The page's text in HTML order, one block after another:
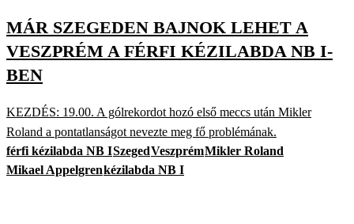
MÁR SZEGEDEN BAJNOK LEHET A
VESZPRÉM A FÉRFI KÉZILABDA NB I-
BEN
KEZDÉS: 19.00. A gólrekordot hozó első meccs után Mikler
Roland a pontatlanságot nevezte meg fő problémának.
férfi kézilabda NB ISzegedVeszprémMikler Roland
Mikael Appelgrenkézilabda NB I